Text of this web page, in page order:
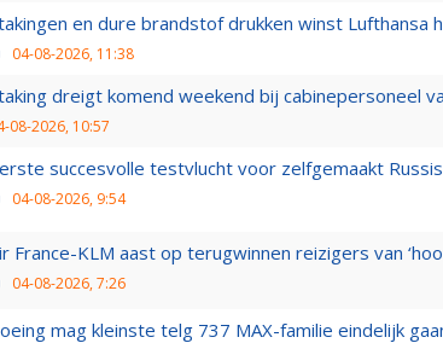
en dure brandstof drukken winst Lufthansa
04-08-2026, 11:38
dreigt komend weekend bij cabinepersoneel
08-2026, 10:57
succesvolle testvlucht voor zelfgemaakt
04-08-2026, 9:54
France-KLM aast op terugwinnen reizigers van
04-08-2026, 7:26
mag kleinste telg 737 MAX-familie eindelijk